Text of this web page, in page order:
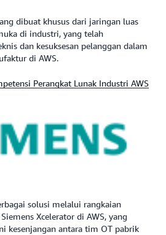
dibuat khusus dari jaringan luas
di industri, yang telah
dan kesuksesan pelanggan dalam
di AWS.
Perangkat Lunak Industri AWS
solusi melalui rangkaian
Xcelerator di AWS, yang
kesenjangan antara tim OT pabrik